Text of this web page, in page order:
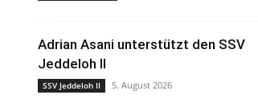
Adrian Asani unterstützt den SSV
Jeddeloh II
SSV Jeddeloh II 5. August 2026